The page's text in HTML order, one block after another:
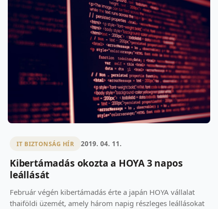
IT BIZTONSÁG HÍR 2019. 04. 11.
Kibertámadás okozta a HOYA 3 napos
leállását
Február végén kibertámadás érte a japán HOYA vállalat
thaiföldi üzemét, amely három napig részleges leállásokat